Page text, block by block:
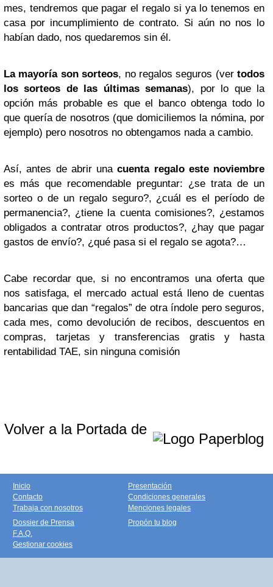
mes, tendremos que pagar el regalo si ya lo tenemos en
casa por incumplimiento de contrato. Si aún no nos lo
habían dado, nos quedaremos sin él.
La mayoría son sorteos, no regalos seguros (ver todos
los sorteos de las últimas semanas), por lo que la
opción más probable es que el banco obtenga todo lo
que quería de nosotros (que domiciliemos la nómina, por
ejemplo) pero nosotros no obtengamos nada a cambio.
Así, antes de abrir unacuenta regalo este noviembre
es más que recomendable preguntar: ¿se trata de un
sorteo o de un regalo seguro?, ¿cuál es el período de
permanencia?, ¿tiene la cuenta comisiones?, ¿estamos
obligados a contratar otros productos?, ¿hay que pagar
gastos de envío?, ¿qué pasa si el regalo se agota?…
Cabe recordar que, si no encontramos una oferta que
nos satisfaga, el mercado actual está lleno de cuentas
bancarias que dan “regalos” de otra índole pero seguros,
cada mes, como devolución de recibos, descuentos en
compras, tarjetas y transferencias gratis y hasta
rentabilidad TAE, sin ninguna comisión
Volver a la Portada de
Inicio
Contacto
Trabaja con nosotros
Presentación
Condiciones generales
Menciones legales
Dossier de Prensa
F.A.Q.
Gestionar cookies
Propón tu blog